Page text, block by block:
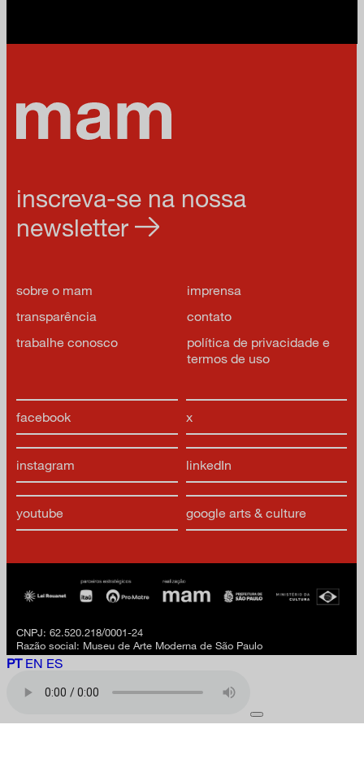
facebook x
instagram linkedIn
youtube google arts & culture
inscreva-se na nossa
newsletter
sobre o mam
imprensa
transparência
contato
trabalhe conosco
política de privacidade e
termos de uso
CNPJ: 62.520.218/0001-24
Razão social: Museu de Arte Moderna de São Paulo
PT EN ES